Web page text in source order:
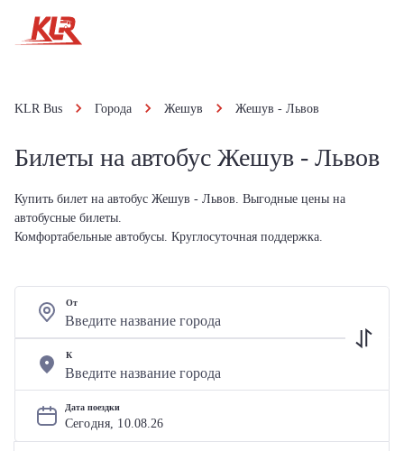
KLR Bus Города Жешув Жешув - Львов
Билеты на автобус Жешув - Львов
Купить билет на автобус Жешув - Львов. Выгодные цены на
автобусные билеты.
Комфортабельные автобусы. Круглосуточная поддержка.
От
К
Дата поездки
Сегодня, 10.08.26